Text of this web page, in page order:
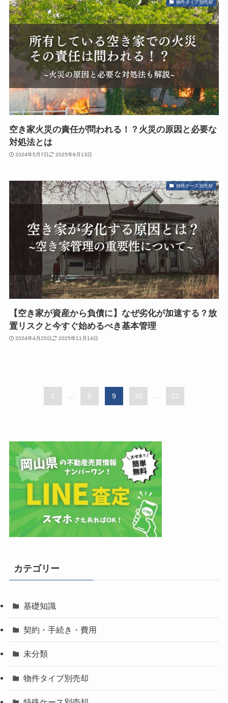
物件タイプ別売却
空き家火災の責任が問われる！？火災の原因と必要な
対処法とは
2024年5月7日 2025年9月13日
特殊ケース別売却
【空き家が資産から負債に】なぜ劣化が加速する？放
置リスクと今すぐ始めるべき基本管理
2024年4月25日 2025年11月14日
1 ... 8 9 10 ... 12
カテゴリー
基礎知識
契約・手続き・費用
未分類
物件タイプ別売却